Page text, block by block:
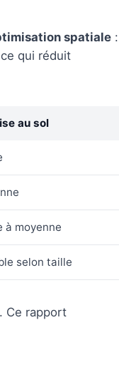
spatiale :
qui réduit
au sol
à moyenne
selon taille
Ce rapport